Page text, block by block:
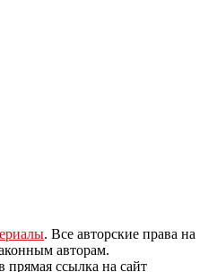
. Все авторские права на
авторам.
ссылка на сайт